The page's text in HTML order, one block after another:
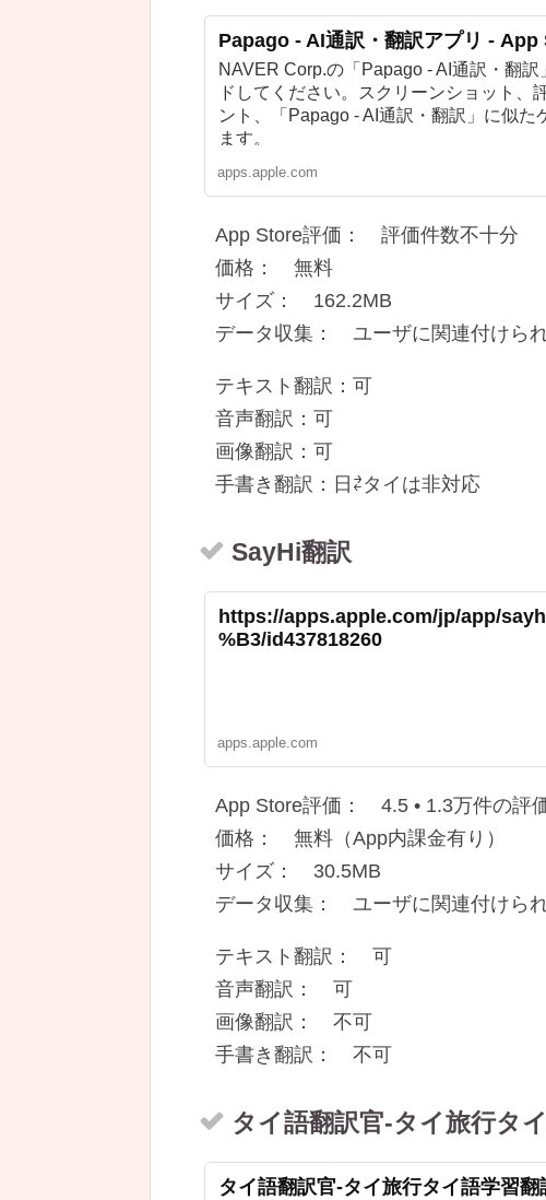
Papago - AI通訳・翻訳アプリ - App
NAVER Corp.の「Papago - AI通訳・翻
ドしてください。スクリーンショット、
ント、「Papago - AI通訳・翻訳」に似た
ます。
apps.apple.com
App Store評価： 評価件数不十分
価格： 無料
サイズ： 162.2MB
データ収集： ユーザに関連付けら
テキスト翻訳：可
音声翻訳：可
画像翻訳：可
手書き翻訳：日⇄タイは非対応
SayHi翻訳
https://apps.apple.com/jp/app/
%B3/id437818260
apps.apple.com
App Store評価： 4.5 • 1.3万件の評
価格： 無料（App内課金有り）
サイズ： 30.5MB
データ収集： ユーザに関連付けら
テキスト翻訳： 可
音声翻訳： 可
画像翻訳： 不可
手書き翻訳： 不可
タイ語翻訳官-タイ旅行タ
タイ語翻訳官-タイ旅行タイ語学習